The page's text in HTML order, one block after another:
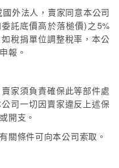
外法人，賣家同意本公司
託底價高於落槌價)之5%
稅捐單位調整稅率，本公
報。
家須負責確保此等部件處
司一切因賣家違反上述保
開支。
關條件可向本公司索取。